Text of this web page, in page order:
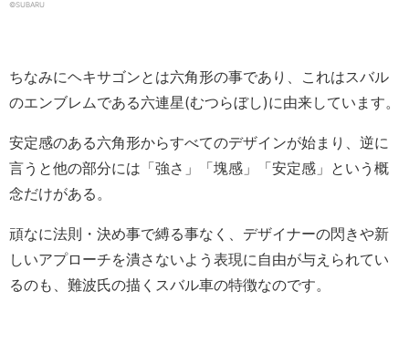
©SUBARU
ちなみにヘキサゴンとは六角形の事であり、これはスバル
のエンブレムである六連星(むつらぼし)に由来しています。
安定感のある六角形からすべてのデザインが始まり、逆に
言うと他の部分には「強さ」「塊感」「安定感」という概
念だけがある。
頑なに法則・決め事で縛る事なく、デザイナーの閃きや新
しいアプローチを潰さないよう表現に自由が与えられてい
るのも、難波氏の描くスバル車の特徴なのです。